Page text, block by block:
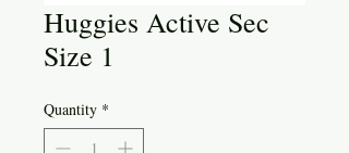
Huggies Active Sec
Size 1
Quantity *